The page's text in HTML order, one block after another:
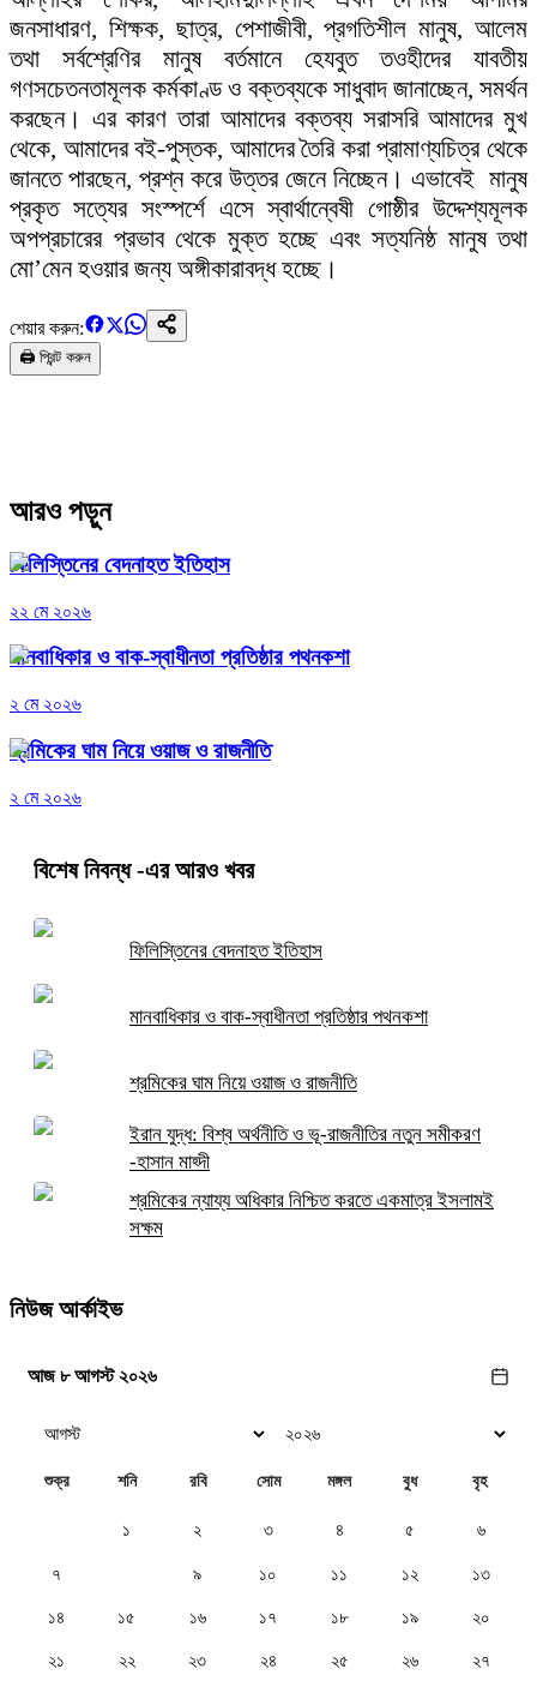
জনসাধারণ, শিক্ষক, ছাত্র, পেশাজীবী, প্রগতিশীল মানুষ, আলেম
তথা সর্বশ্রেণির মানুষ বর্তমানে হেযবুত তওহীদের যাবতীয়
গণসচেতনতামূলক কর্মকাণ্ড ও বক্তব্যকে সাধুবাদ জানাচ্ছেন, সমর্থন
করছেন। এর কারণ তারা আমাদের বক্তব্য সরাসরি আমাদের মুখ
থেকে, আমাদের বই-পুস্তক, আমাদের তৈরি করা প্রামাণ্যচিত্র থেকে
জানতে পারছেন, প্রশ্ন করে উত্তর জেনে নিচ্ছেন। এভাবেই মানুষ
প্রকৃত সত্যের সংস্পর্শে এসে স্বার্থান্বেষী গোষ্ঠীর উদ্দেশ্যমূলক
অপপ্রচারের প্রভাব থেকে মুক্ত হচ্ছে এবং সত্যনিষ্ঠ মানুষ তথা
মো’মেন হওয়ার জন্য অঙ্গীকারাবদ্ধ হচ্ছে।
শেয়ার করুন:
🖨️ প্রিন্ট করুন
আরও পড়ুন
ফিলিস্তিনের বেদনাহত ইতিহাস
২২ মে ২০২৬
মানবাধিকার ও বাক-স্বাধীনতা প্রতিষ্ঠার পথনকশা
২ মে ২০২৬
শ্রমিকের ঘাম নিয়ে ওয়াজ ও রাজনীতি
২ মে ২০২৬
বিশেষ নিবন্ধ-এর আরও খবর
ফিলিস্তিনের বেদনাহত ইতিহাস
মানবাধিকার ও বাক-স্বাধীনতা প্রতিষ্ঠার পথনকশা
শ্রমিকের ঘাম নিয়ে ওয়াজ ও রাজনীতি
ইরান যুদ্ধ: বিশ্ব অর্থনীতি ও ভূ-রাজনীতির নতুন সমীকরণ
-হাসান মাহ্দী
শ্রমিকের ন্যায্য অধিকার নিশ্চিত করতে একমাত্র ইসলামই
সক্ষম
নিউজ আর্কাইভ
আজ ৮ আগস্ট ২০২৬
শুক্র শনি রবি সোম মঙ্গল বুধ বৃহ
১ ২ ৩ ৪ ৫ ৬
৭ ৯ ১০ ১১ ১২ ১৩
১৪ ১৫ ১৬ ১৭ ১৮ ১৯ ২০
২১ ২২ ২৩ ২৪ ২৫ ২৬ ২৭